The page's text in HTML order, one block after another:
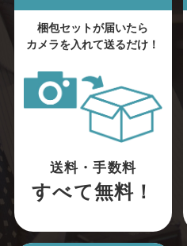
梱包セットが届いたら
カメラを入れて送るだけ！
送料・手数料
すべて無料！